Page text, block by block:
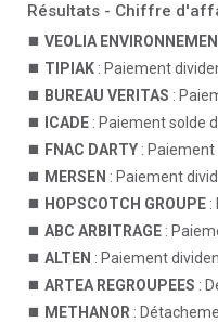
Résultats - Chiffre
VEOLIA
TIPIAK : Paiement
BUREAU VERITAS :
ICADE : Paiement solde
FNAC DARTY :
MERSEN : Paiement
HOPSCOTCH GROUPE :
ABC ARBITRAGE :
ALTEN : Paiement
ARTEA REGROUPEES :
METHANOR :